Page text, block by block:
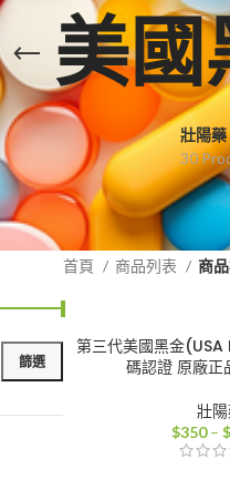
美國
壯陽藥
30
篩選
首頁 商品列表 商
第三代美國黑金
碼認證 原廠正
壯
$350 – $